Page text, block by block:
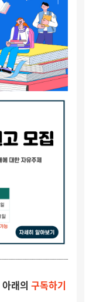
아래의 구독하기